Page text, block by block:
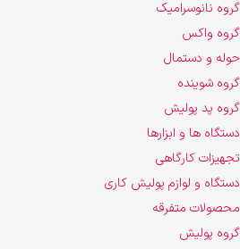
گروه نانوسرامیک
گروه واکس
حوله و دستمال
گروه شوینده
گروه پد پولیش
دستگاه ها و ابزارها
تجهیزات کارگاهی
دستگاه و لوازم پولیش کاری
محصولات متفرقه
گروه پولیش